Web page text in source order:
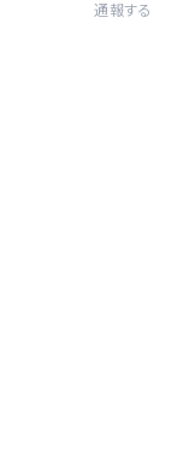
通報する